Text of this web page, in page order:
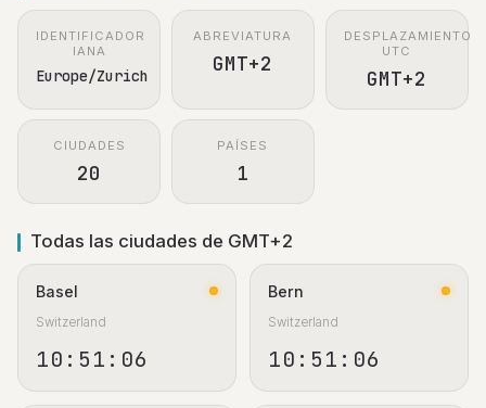
IDENTIFICADOR
IANA
Europe/Zurich
ABREVIATURA
GMT+2
DESPLAZAMIENTO
UTC
GMT+2
CIUDADES
20
PAÍSES
1
Todas las ciudades de GMT+2
Basel
Switzerland
10:51:07
Bern
Switzerland
10:51:07